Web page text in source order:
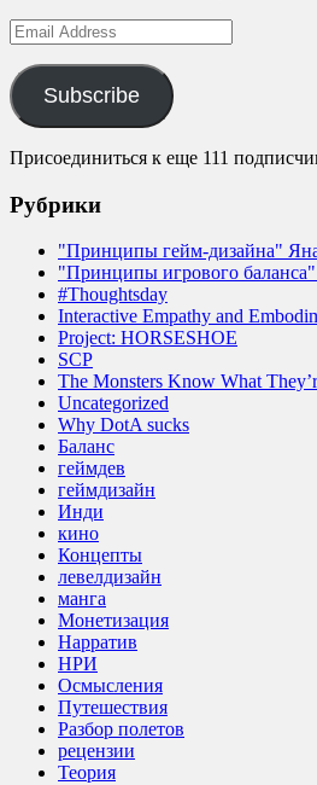
Email
Address
Subscribe
Присоединиться к еще 111
Рубрики
"Принципы гейм-дизайна"
"Принципы игрового
#Thoughtsday
Interactive Empathy and
Project: HORSESHOE
SCP
The Monsters Know What
Uncategorized
Why DotA sucks
Баланс
геймдев
геймдизайн
Инди
кино
Концепты
левелдизайн
манга
Монетизация
Нарратив
НРИ
Осмысления
Путешествия
Разбор полетов
рецензии
Теория